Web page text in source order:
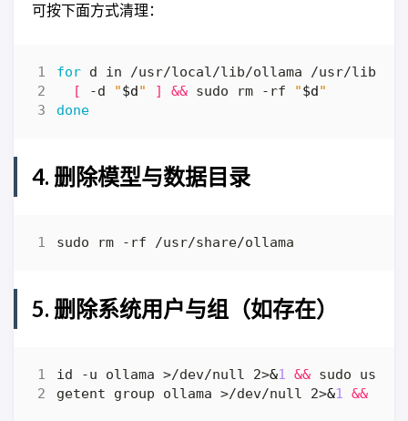
可按下面方式清理：
for d in /usr/local/lib/ollama /usr/lib/
[
-d "$d " ] && sudo rm -rf "$d "
done
4. 删除模型与数据目录
5. 删除系统用户与组（如存在）
id -u ollama >/dev/null 2>&1 &&
getent group ollama >/dev/null 2>&1 &&